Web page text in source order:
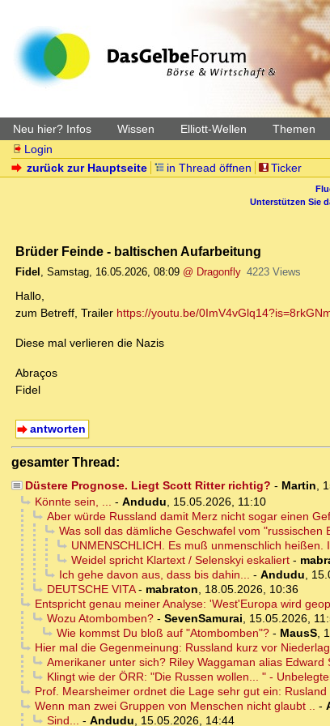
Neu hier? Infos Wissen Elliott-Wellen Themen
Login
zurück zur Hauptseite
in Thread öffnen Ticker
Unterstützen Sie
Brüder Feinde - baltischen Aufarbeitung
Fidel , Samstag, 16.05.2026, 08:09 @ Dragonfly 4223 Views
Hallo,
zum Betreff, Trailer https://youtu.be/
Diese mal verlieren die Nazis
Abraços
Fidel
antworten
gesamter Thread:
Düstere Prognose. Liegt Scott Ritter richtig? - Martin,
Könnte sein, ... - Andudu, 15.05.2026, 11:10
Aber würde Russland damit Merz nicht sogar einen
Was soll das dämliche Geschwafel vom
UNMENSCHLICH. Es muß unmenschlich heißen.
Weidel spricht Klartext / Selenskyi eskaliert-
Ich gehe davon aus, dass bis dahin... - Andudu,
DEUTSCHE VITA- mabraton, 18.05.2026, 10:36
Entspricht genau meiner Analyse: 'West'Europa wird
Wozu Atombomben?- SevenSamurai, 15.05.2026,
Wie kommst Du bloß auf "Atombomben"?- MausS,
Hier mal die Gegenmeinung: Russland kurz vor
Amerikaner unter sich? Riley Waggaman alias Edward
Klingt wie der ÖRR: "Die Russen wollen... " -
Prof. Mearsheimer ordnet die Lage sehr gut ein:
Wenn man zwei Gruppen von Menschen nicht glaubt .. -
Sind... - Andudu, 15.05.2026, 14:44